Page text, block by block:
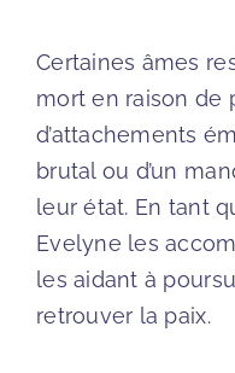
Certaines âmes
mort en raison de
d’attachements
brutal ou d’un
leur état. En tant
Evelyne les
les aidant à
retrouver la paix.